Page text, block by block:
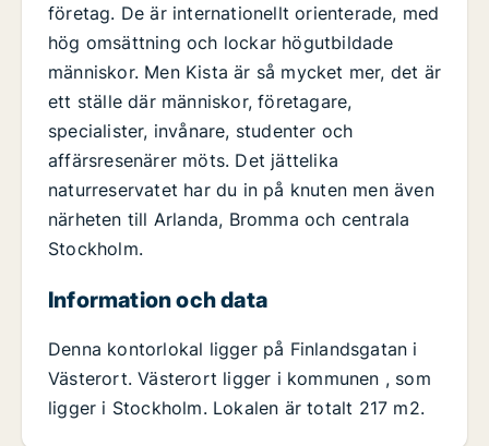
företag. De är internationellt orienterade, med
hög omsättning och lockar högutbildade
människor. Men Kista är så mycket mer, det är
ett ställe där människor, företagare,
specialister, invånare, studenter och
affärsresenärer möts. Det jättelika
naturreservatet har du in på knuten men även
närheten till Arlanda, Bromma och centrala
Stockholm.
Information och data
Denna kontorlokal ligger på Finlandsgatan i
Västerort. Västerort ligger i kommunen , som
ligger i Stockholm. Lokalen är totalt 217 m2.